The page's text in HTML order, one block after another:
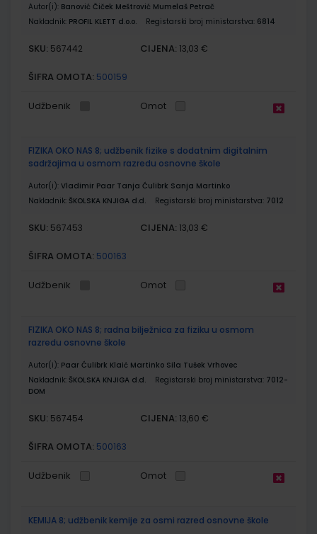
Autor(i): Banović Čiček Meštrović Mumelaš Petrač
Nakladnik: PROFIL KLETT d.o.o. Registarski broj ministarstva: 6814
SKU: 567442 CIJENA: 13,03 €
ŠIFRA OMOTA: 500159
Udžbenik Omot
FIZIKA OKO NAS 8; udžbenik fizike s dodatnim digitalnim
sadržajima u osmom razredu osnovne škole
Autor(i): Vladimir Paar Tanja Ćulibrk Sanja Martinko
Nakladnik: ŠKOLSKA KNJIGA d.d. Registarski broj ministarstva: 7012
SKU: 567453 CIJENA: 13,03 €
ŠIFRA OMOTA: 500163
Udžbenik Omot
FIZIKA OKO NAS 8; radna bilježnica za fiziku u osmom
razredu osnovne škole
Autor(i): Paar Ćulibrk Klaić Martinko Sila Tušek Vrhovec
Nakladnik: ŠKOLSKA KNJIGA d.d. Registarski broj ministarstva: 7012-
DOM
SKU: 567454 CIJENA: 13,60 €
ŠIFRA OMOTA: 500163
Udžbenik Omot
KEMIJA 8; udžbenik kemije za osmi razred osnovne škole